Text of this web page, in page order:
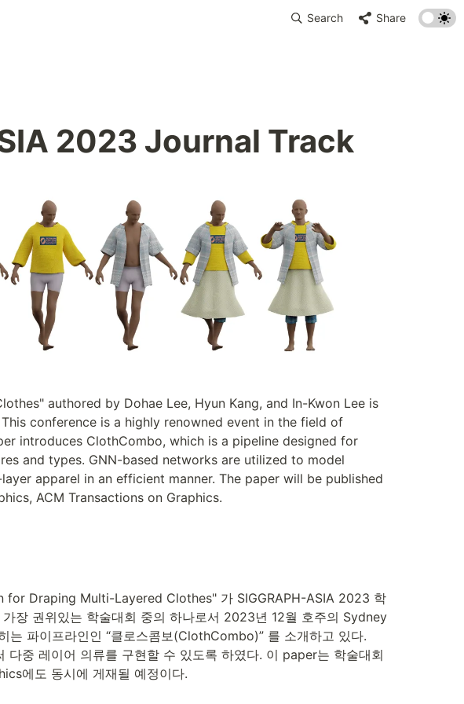
Search Share
2023 Journal Track
authored by Dohae Lee, Hyun Kang, and In-Kwon Lee is
conference is a highly renowned event in the field of
introduces ClothCombo, which is a pipeline designed for
and types. GNN-based networks are utilized to model
apparel in an efficient manner. The paper will be published
ACM Transactions on Graphics.
Draping Multi-Layered Clothes" 가 SIGGRAPH-ASIA 2023 학
권위있는 학술대회 중의 하나로서 2023년 12월 호주의 Sydney
파이프라인인 “클로스콤보(ClothCombo)” 를 소개하고 있다.
중 레이어 의류를 구현할 수 있도록 하였다. 이 paper는 학술대회
에도 동시에 게재될 예정이다.